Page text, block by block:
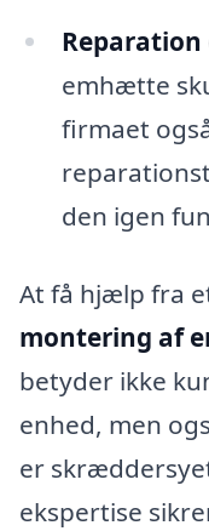
Reparation
emhætte
firmaet
den igen
At få hjælp fra
montering af
betyder ikke
enhed, men
er
ekspertise